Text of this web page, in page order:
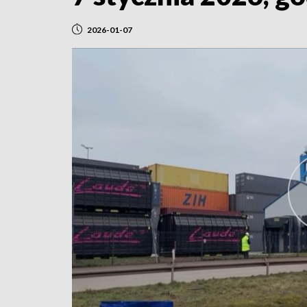
2026-01-07